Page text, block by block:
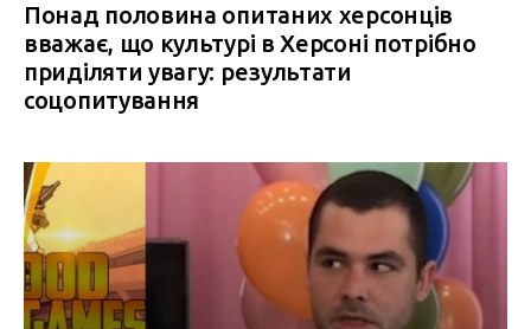
Понад половина опитаних херсонців
вважає, що культурі в Херсоні потрібно
приділяти увагу: результати
соцопитування